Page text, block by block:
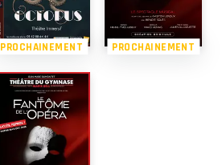
PROCHAINEMENT PROCHAINEMENT